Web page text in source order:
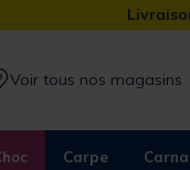
Voir tous nos magasins
Carpe